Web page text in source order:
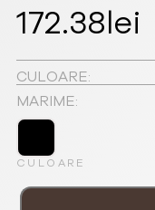
172.38lei
CULOARE
CULOARE:
MARIME:
Cantitate